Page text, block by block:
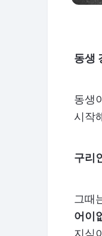
동생
동생
시작
구리
그때
어이
지식